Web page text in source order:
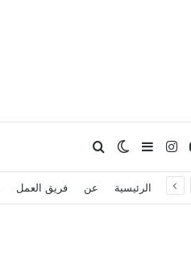
يوتيوبانستقرامإضافة عمود جانبي
الوضع المظلم
بحث عن
الرئيسية عن فريق العمل